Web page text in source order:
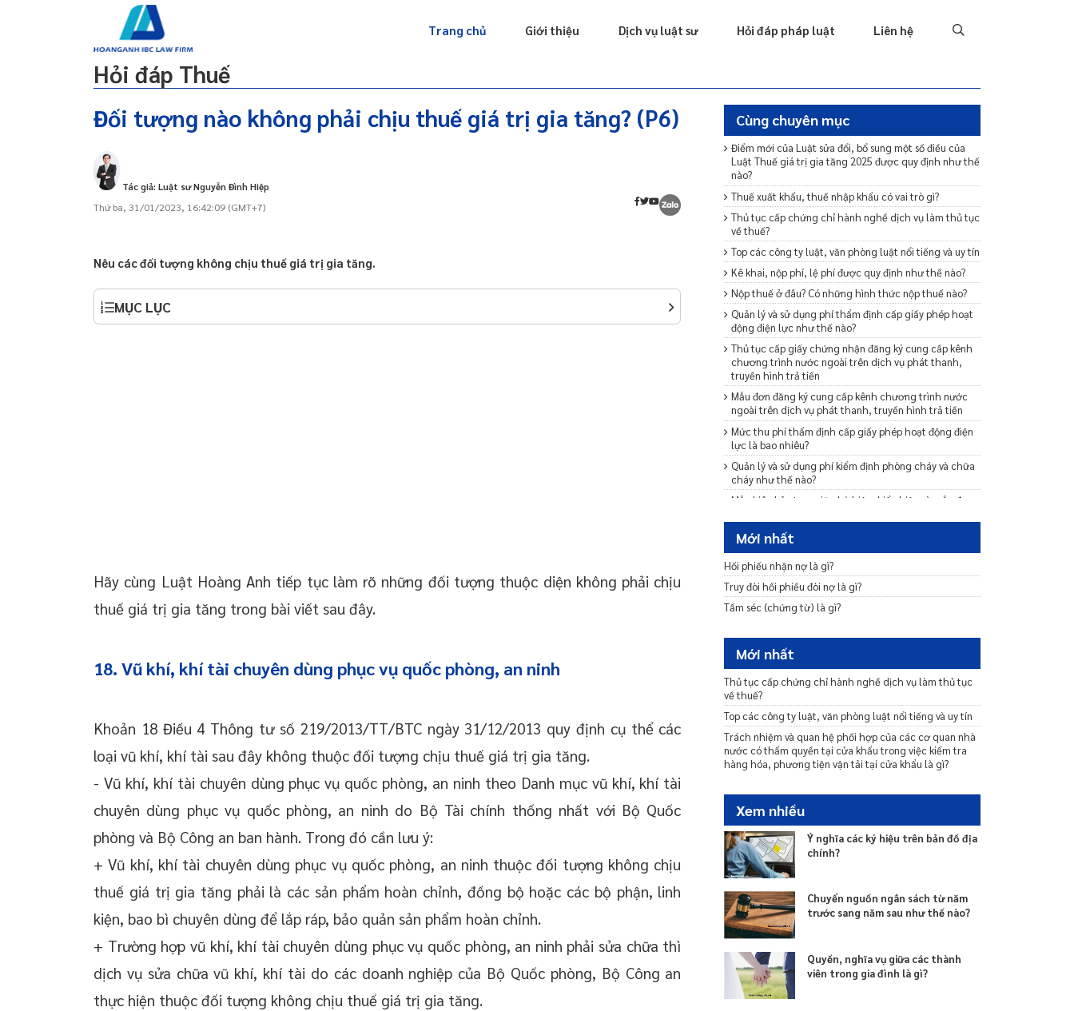
Trang chủ Giới thiệu Dịch vụ luật sư Hỏi đáp pháp luật Liên hệ
Dự án đầu tư Hôn nhân & Gia đình
Hỏi đáp Thuế
Đối tượng nào không phải chịu thuế giá trị gia tăng? (P6)
Tác giả: Luật sư Nguyễn Đình Hiệp
Thứ ba, 31/01/2023, 16:42:09 (GMT+7)
Nêu các đối tượng không chịu thuế giá trị gia tăng.
MỤC LỤC
phòng, an ninh
19. Hàng nhập khẩu và hàng hóa, dịch vụ bán
cho các tổ chức, cá nhân để viện trợ nhân đạo,
nghiệp tại Đà
Hãy cùng Luật Hoàng Anh tiếp tục làm rõ những đối tượng thuộc diện không phải chịu
thuế giá trị gia tăng trong bài viết sau đây.
18. Vũ khí, khí tài chuyên dùng phục vụ quốc phòng, an ninh
Khoản 18 Điều 4 Thông tư số 219/2013/TT/BTC ngày 31/12/2013 quy định cụ thể các
loại vũ khí, khí tài sau đây không thuộc đối tượng chịu thuế giá trị gia tăng.
- Vũ khí, khí tài chuyên dùng phục vụ quốc phòng, an ninh theo Danh mục vũ khí, khí tài
chuyên dùng phục vụ quốc phòng, an ninh do Bộ Tài chính thống nhất với Bộ Quốc
phòng và Bộ Công an ban hành. Trong đó cần lưu ý:
+ Vũ khí, khí tài chuyên dùng phục vụ quốc phòng, an ninh thuộc đối tượng không chịu
thuế giá trị gia tăng phải là các sản phẩm hoàn chỉnh, đồng bộ hoặc các bộ phận, linh
kiện, bao bì chuyên dùng để lắp ráp, bảo quản sản phẩm hoàn chỉnh.
+ Trường hợp vũ khí, khí tài chuyên dùng phục vụ quốc phòng, an ninh phải sửa chữa thì
dịch vụ sửa chữa vũ khí, khí tài do các doanh nghiệp của Bộ Quốc phòng, Bộ Công an
thực hiện thuộc đối tượng không chịu thuế giá trị gia tăng.
Cùng chuyên mục
Điểm mới của Luật sửa đổi, bổ sung một số điều của
Luật Thuế giá trị gia tăng 2025 được quy định như thế
nào?
Thuế xuất khẩu, thuế nhập khẩu có vai trò gì?
Thủ tục cấp chứng chỉ hành nghề dịch vụ làm thủ tục
về thuế?
Top các công ty luật, văn phòng luật nổi tiếng và uy tín
Kê khai, nộp phí, lệ phí được quy định như thế nào?
Nộp thuế ở đâu? Có những hình thức nộp thuế nào?
Quản lý và sử dụng phí thẩm định cấp giấy phép hoạt
động điện lực như thế nào?
Thủ tục cấp giấy chứng nhận đăng ký cung cấp kênh
chương trình nước ngoài trên dịch vụ phát thanh,
truyền hình trả tiền
Mẫu đơn đăng ký cung cấp kênh chương trình nước
ngoài trên dịch vụ phát thanh, truyền hình trả tiền
Mức thu phí thẩm định cấp giấy phép hoạt động điện
lực là bao nhiêu?
Quản lý và sử dụng phí kiểm định phòng cháy và chữa
cháy như thế nào?
Mẫu biên bản tạm giữ phù hiệu, biển hiệu và mẫu đơn
Mẫu biên bản thu tem và giấy chứng nhận kiểm định
mới nhất 2021
Mẫu biên bản xử lý việc thu sai mức phí sử dụng đường
bộ
Mẫu đơn xin tạm dừng lưu hành và mẫu thông báo về
việc không đủ điều kiện đăng ký tạm dừng lưu hành
Mẫu quyết định về việc trả lại/bù trừ phí sử dụng
đường bộ mới nhất 2021
Mẫu thông báo về việc chưa đủ điều kiện thuộc diện
không chịu phí sử dụng đường bộ
Mẫu thông báo về việc không được trả lại/bù trừ tiền
phí mới nhất 2021
Mẫu biên bản thu tem nộp phí sử dụng đường bộ mới
nhất 2021
Mới nhất
Hối phiếu nhận nợ là gì?
Truy đòi hối phiếu đòi nợ là gì?
Tấm séc (chứng từ) là gì?
Mới nhất
Thủ tục cấp chứng chỉ hành nghề dịch vụ làm thủ tục
về thuế?
Top các công ty luật, văn phòng luật nổi tiếng và uy tín
Trách nhiệm và quan hệ phối hợp của các cơ quan nhà
nước có thẩm quyền tại cửa khẩu trong việc kiểm tra
hàng hóa, phương tiện vận tải tại cửa khẩu là gì?
Xem nhiều
Ý nghĩa các ký hiệu trên bản đồ địa
chính?
Chuyển nguồn ngân sách từ năm
trước sang năm sau như thế nào?
Quyền, nghĩa vụ giữa các thành
viên trong gia đình là gì?